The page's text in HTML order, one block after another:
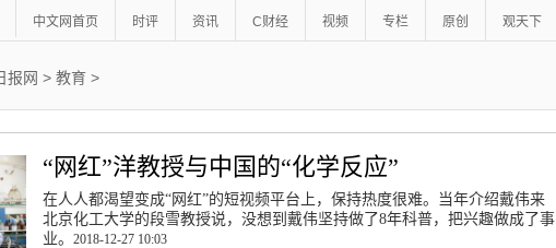
中文网首页 时评 资讯 C财经 视频 专栏 原创 观天下
报网 > 教育>
“网红”洋教授与中国的“化学反应”
在人人都渴望变成“网红”的短视频平台上，保持热度很难。当年介绍戴伟来
北京化工大学的段雪教授说，没想到戴伟坚持做了8年科普，把兴趣做成了事
业。 2018-12-27 10:03